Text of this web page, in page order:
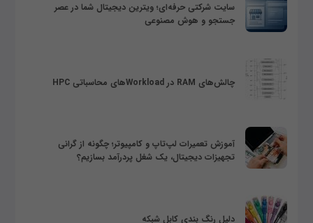
سایت شرکتی حرفه‌ای؛ ویترین دیجیتال شما در عصر
جستجو و هوش مصنوعی
چالش‌های RAM در Workloadهای محاسباتی HPC
آموزش تعمیرات لپ‌تاپ و کامپیوتر؛ چگونه از گرانی
تجهیزات دیجیتال، یک شغل پردرآمد بسازیم؟
دلیل رنگ بندی کابل شبکه